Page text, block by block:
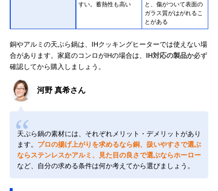
すい。蓄熱性も高い
と、傷がついて表面の
ガラス質がはがれるこ
とがある
銅やアルミの天ぷら鍋は、IHクッキングヒーターでは使えない場
合があります。家庭のコンロがIHの場合は、 IH対応の製品か必ず
確認してから購入しましょう。
河野 真希さん
天ぷら鍋の素材には、それぞれメリット・デメリットがあり
ます。 プロの揚げ上がりを求めるなら銅、扱いやすさで選ぶ
ならステンレスかアルミ、見た目の良さで選ぶならホーロー
など、自分の求める条件は何か考えてから選びましょう。